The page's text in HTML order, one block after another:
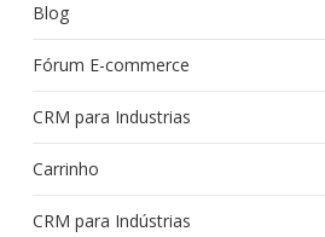
Blog
Fórum E-commerce
CRM para Industrias
Carrinho
CRM para Indústrias